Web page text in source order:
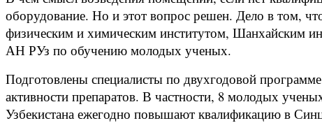
оборудование. Но и этот вопрос решен. Дело в том,
физическим и химическим институтом, Шанхайским
АН РУз по обучению молодых ученых.
Подготовлены специалисты по двухгодовой
активности препаратов. В частности, 8 молодых
Узбекистана ежегодно повышают квалификацию в